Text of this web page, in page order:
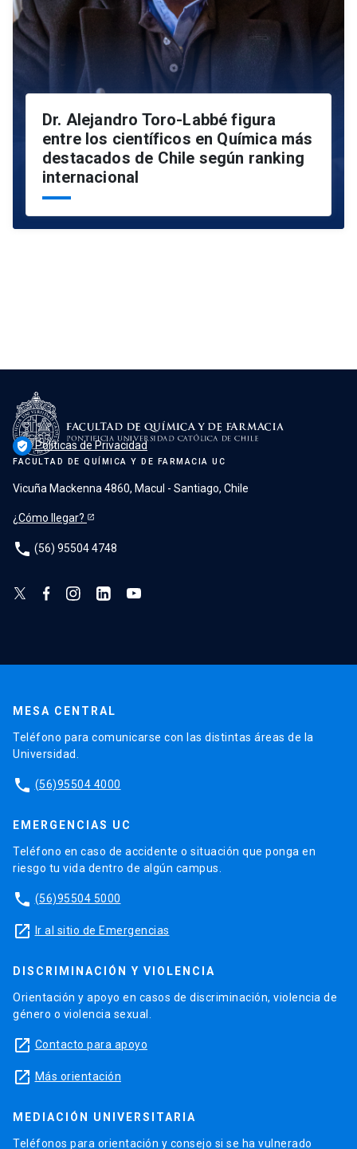
Dr. Alejandro Toro-Labbé figura
entre los científicos en Química más
destacados de Chile según ranking
internacional
verified_user Políticas de Privacidad
FACULTAD DE QUÍMICA Y DE FARMACIA UC
Vicuña Mackenna 4860, Macul - Santiago, Chile
¿Cómo llegar?
phone (56) 95504 4748
MESA CENTRAL
Teléfono para comunicarse con las distintas áreas de la
Universidad.
phone (56)95504 4000
EMERGENCIAS UC
Teléfono en caso de accidente o situación que ponga en
riesgo tu vida dentro de algún campus.
phone (56)95504 5000
launch Ir al sitio de Emergencias
DISCRIMINACIÓN Y VIOLENCIA
Orientación y apoyo en casos de discriminación, violencia de
género o violencia sexual.
launch Contacto para apoyo
launch Más orientación
MEDIACIÓN UNIVERSITARIA
Teléfonos para orientación y consejo si se ha vulnerado